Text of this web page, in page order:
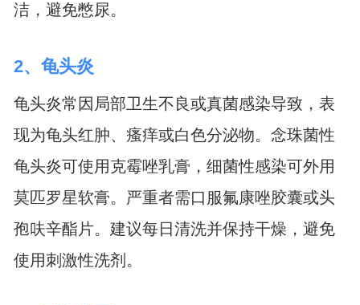
洁，避免憋尿。
2、龟头炎
龟头炎常因局部卫生不良或真菌感染导致，表
现为龟头红肿、瘙痒或白色分泌物。念珠菌性
龟头炎可使用克霉唑乳膏，细菌性感染可外用
莫匹罗星软膏。严重者需口服氟康唑胶囊或头
孢呋辛酯片。建议每日清洗并保持干燥，避免
使用刺激性洗剂。